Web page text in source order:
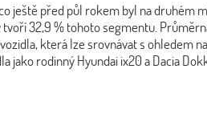
ještě před půl rokem byl na druhém
32,9 % tohoto segmentu.
která lze srovnávat s ohledem
rodinný Hyundai ix20 a Dacia